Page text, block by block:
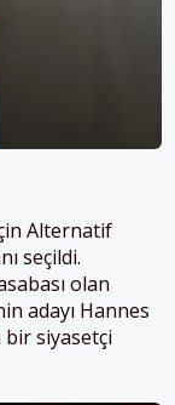
Alternatif
seçildi.
olan
adayı Hannes
bir siyasetçi